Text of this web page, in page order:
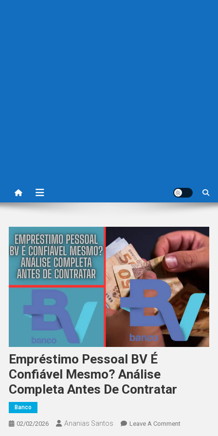
Empréstimo Pessoal BV É
Confiável Mesmo? Análise
Completa Antes De Contratar
Banco
02/02/2026 Ananias Santos Leave A CommentOn